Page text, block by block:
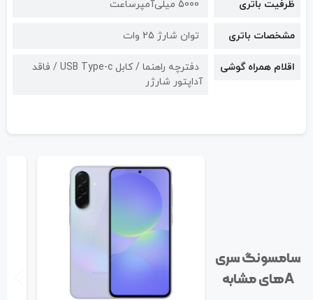
ظرفیت باتری 5000 میلی‌آمپرساعت
مشخصات باتری توان شارژ 25 وات
اقلام همراه گوشی
دفترچه راهنما / کابل USB Type-c / فاقد
آداپتور شارژر
سامسونگ سری
A‌های مشابه